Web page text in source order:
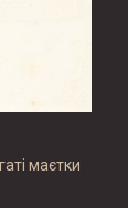
маєтки